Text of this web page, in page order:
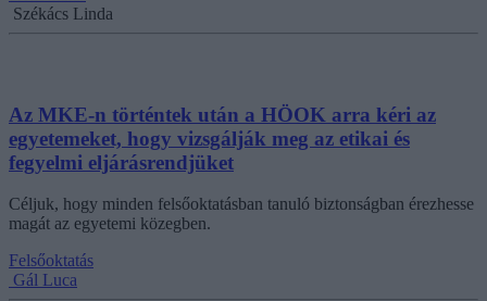
Székács Linda
Az MKE-n történtek után a HÖOK arra kéri az
egyetemeket, hogy vizsgálják meg az etikai és
fegyelmi eljárásrendjüket
Céljuk, hogy minden felsőoktatásban tanuló biztonságban érezhesse
magát az egyetemi közegben.
Felsőoktatás
Gál Luca